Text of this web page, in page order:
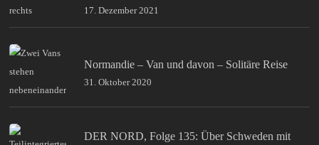
17. Dezember 2021
Normandie – Van und davon – Solitäre Reise
31. Oktober 2020
DER NORD, Folge 135: Über Schweden mit